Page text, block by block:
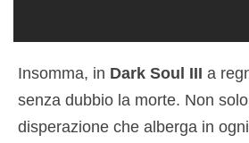
Insomma, in Dark Soul III a
senza dubbio la morte. Non
disperazione che alberga in